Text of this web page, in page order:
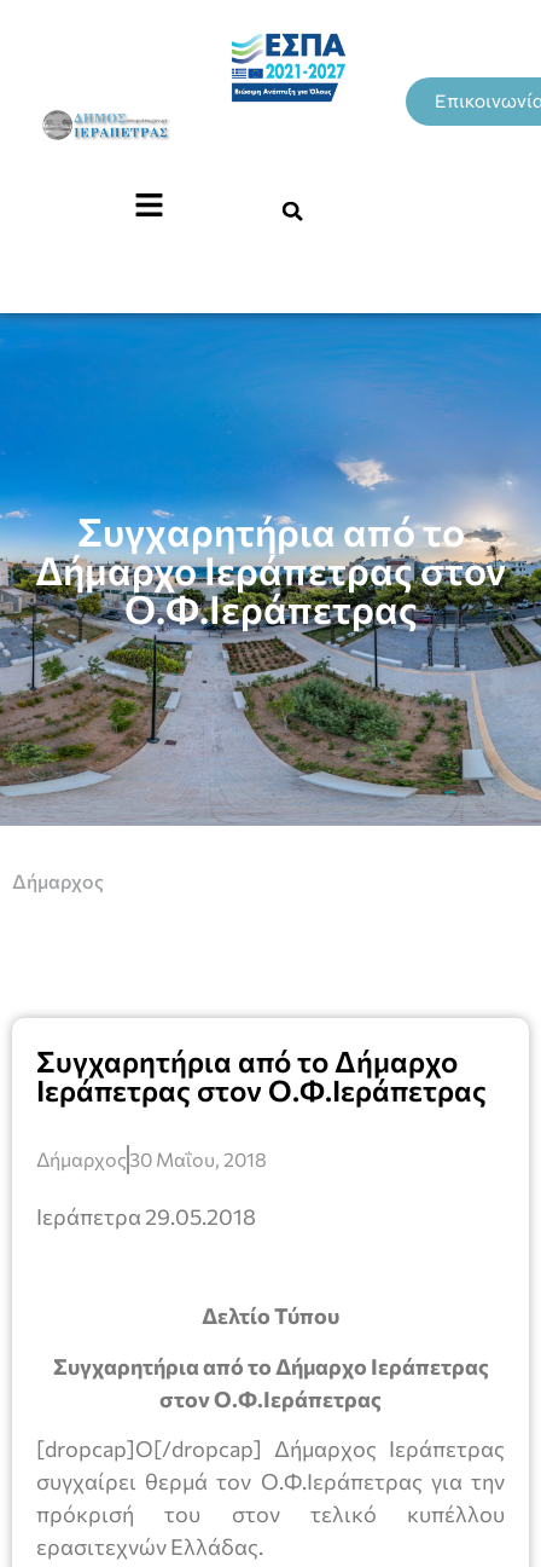
Συγχαρητήρια από το
Δήμαρχο Ιεράπετρας στον
Ο.Φ.Ιεράπετρας
Δήμαρχος
Συγχαρητήρια από το Δήμαρχο
Ιεράπετρας στον Ο.Φ.Ιεράπετρας
Δήμαρχος 30 Μαΐου, 2018
Ιεράπετρα 29.05.2018
Δελτίο Τύπου
Συγχαρητήρια από το Δήμαρχο Ιεράπετρας
στον Ο.Φ.Ιεράπετρας
[dropcap]Ο[/dropcap] Δήμαρχος Ιεράπετρας
συγχαίρει θερμά τον Ο.Φ.Ιεράπετρας για την
πρόκρισή του στον τελικό κυπέλλου
ερασιτεχνών Ελλάδας.